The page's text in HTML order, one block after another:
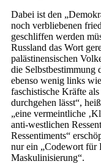
Dabei ist den
noch verbliebenen
geschliffen werden
Russland das Wort
palästinensischen
die Selbstbestimmung
ebenso wenig links
faschistische Kräfte
durchgehen lässt“,
„eine vermeintliche
anti-westlichen
Ressentiments“
nur ein „Codewort für
Maskulinisierung“.